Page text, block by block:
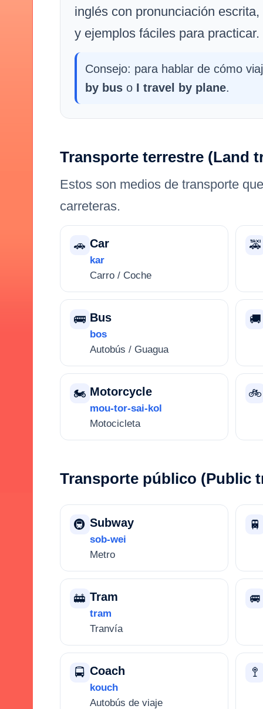
inglés con pronunciación
y ejemplos fáciles para practicar.
Consejo: para hablar de cómo
by bus o I travel by plane.
Transporte terrestre (Land
Estos son medios de transporte
carreteras.
🚗 Car
kar
Carro / Coche
🚕
🚌 Bus
bos
Autobús / Guagua
🚚
🏍️ Motorcycle
mou-tor-sai-kol
Motocicleta
🚲
Transporte público (Public
🚇 Subway
sob-wei
Metro
🚆
🚋 Tram
tram
Tranvía
🚐
🚍 Coach
kouch
Autobús de viaje
🚏